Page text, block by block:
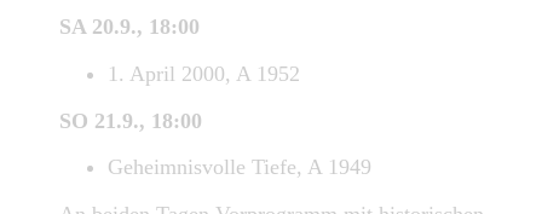
SA 20.9., 18:00
1. April 2000, A 1952
SO 21.9., 18:00
Geheimnisvolle Tiefe, A 1949